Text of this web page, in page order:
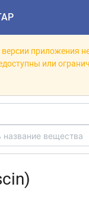
версии приложения
или